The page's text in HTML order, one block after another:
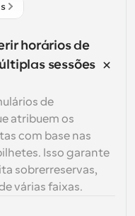
horários de
sessões
de
atribuem os
com base nas
Isso garante
sobrerreservas,
várias faixas.